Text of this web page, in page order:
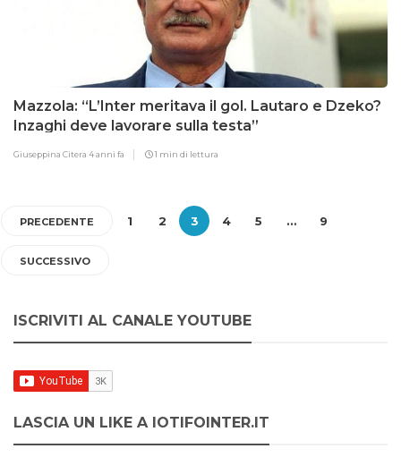
Mazzola: “L’Inter meritava il gol. Lautaro e Dzeko?
Inzaghi deve lavorare sulla testa”
Giuseppina Citera 4 anni fa 1 min di lettura
PRECEDENTE 1 2 3 4 5 … 9
SUCCESSIVO
ISCRIVITI AL CANALE YOUTUBE
LASCIA UN LIKE A IOTIFOINTER.IT